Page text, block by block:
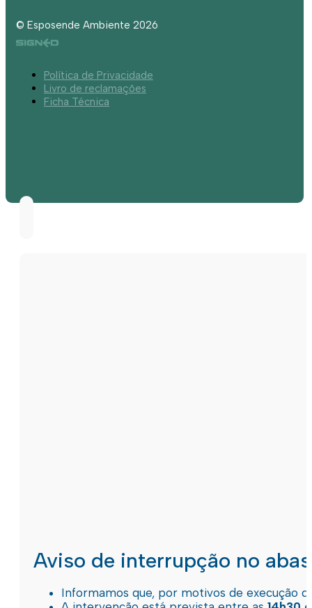
© Esposende Ambiente 2026
Política de Privacidade
Livro de reclamações
Ficha Técnica
Aviso de interrupção no
Informamos que, por motivos de execução